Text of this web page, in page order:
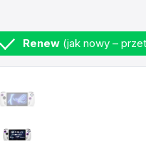
Renew (jak nowy –